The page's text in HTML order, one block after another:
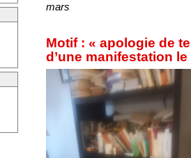
mars
Motif : « apologie de
d’une manifestation